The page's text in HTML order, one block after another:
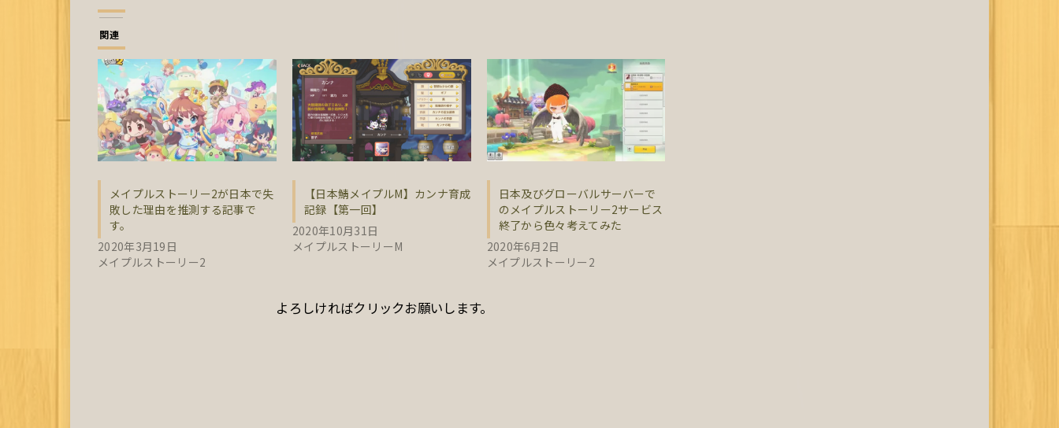
関連
メイプルストーリー2が日本で失
敗した理由を推測する記事で
す。
2020年3月19日
メイプルストーリー2
【日本鯖メイプルM】カンナ育成
記録【第一回】
2020年10月31日
メイプルストーリーM
日本及びグローバルサーバーで
のメイプルストーリー2サービス
終了から色々考えてみた
2020年6月2日
メイプルストーリー2
よろしければクリックお願いします。